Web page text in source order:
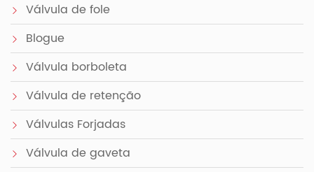
Válvula de fole
Blogue
Válvula borboleta
Válvula de retenção
Válvulas Forjadas
Válvula de gaveta